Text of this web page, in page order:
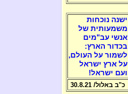
ישנה נוכחות
משמעותית של
אנשי עב"מים
בכדור הארץ:
לשמור על העולם,
על ארץ ישראל
ועם ישראל!
כ"ב באלול/ 30.8.21